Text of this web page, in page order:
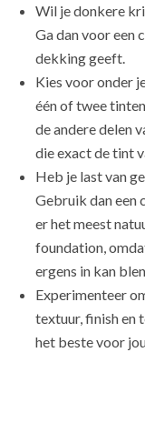
Wil je donkere
Ga dan voor een
dekking geeft.
Kies voor onder
één of twee
de andere delen
die exact de tint
Heb je last van
Gebruik dan een
er het meest
foundation,
ergens in kan
Experimenteer
textuur, finish en
het beste voor